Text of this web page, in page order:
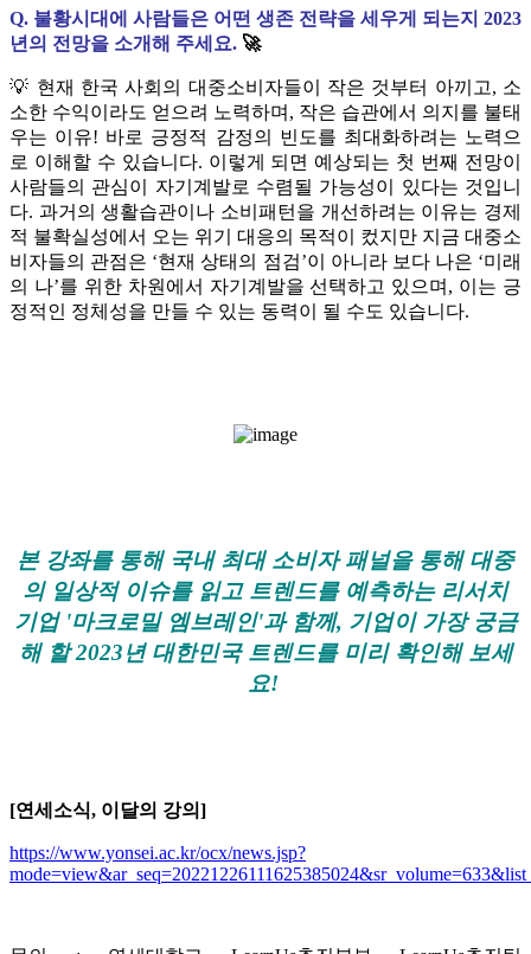
Q. 불황시대에 사람들은 어떤 생존 전략을 세우게 되는지 2023
년의 전망을 소개해 주세요. 🚀
💡 현재 한국 사회의 대중소비자들이 작은 것부터 아끼고, 소
소한 수익이라도 얻으려 노력하며, 작은 습관에서 의지를 불태
우는 이유! 바로 긍정적 감정의 빈도를 최대화하려는 노력으
로 이해할 수 있습니다. 이렇게 되면 예상되는 첫 번째 전망이
사람들의 관심이 자기계발로 수렴될 가능성이 있다는 것입니
다. 과거의 생활습관이나 소비패턴을 개선하려는 이유는 경제
적 불확실성에서 오는 위기 대응의 목적이 컸지만 지금 대중소
비자들의 관점은 ‘현재 상태의 점검’이 아니라 보다 나은 ‘미래
의 나’를 위한 차원에서 자기계발을 선택하고 있으며, 이는 긍
정적인 정체성을 만들 수 있는 동력이 될 수도 있습니다.
본 강좌를 통해 국내 최대 소비자 패널을 통해 대중
의 일상적 이슈를 읽고 트렌드를 예측하는 리서치
기업 '마크로밀 엠브레인'과 함께, 기업이 가장 궁금
해 할 2023년 대한민국 트렌드를 미리 확인해 보세
요!
[연세소식, 이달의 강의]
https://www.yonsei.ac.kr/ocx/news.jsp?